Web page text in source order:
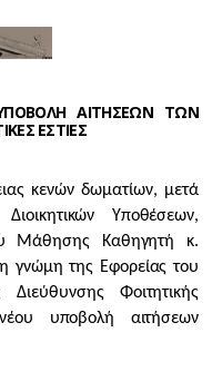
ΑΙΤΗΣΕΩΝ ΤΩΝ
ΕΣΤΙΕΣ
κενών δωματίων, μετά
Υποθέσεων,
Μάθησης Καθηγητή κ.
γνώμη της Εφορείας του
Φοιτητικής
υποβολή αιτήσεων